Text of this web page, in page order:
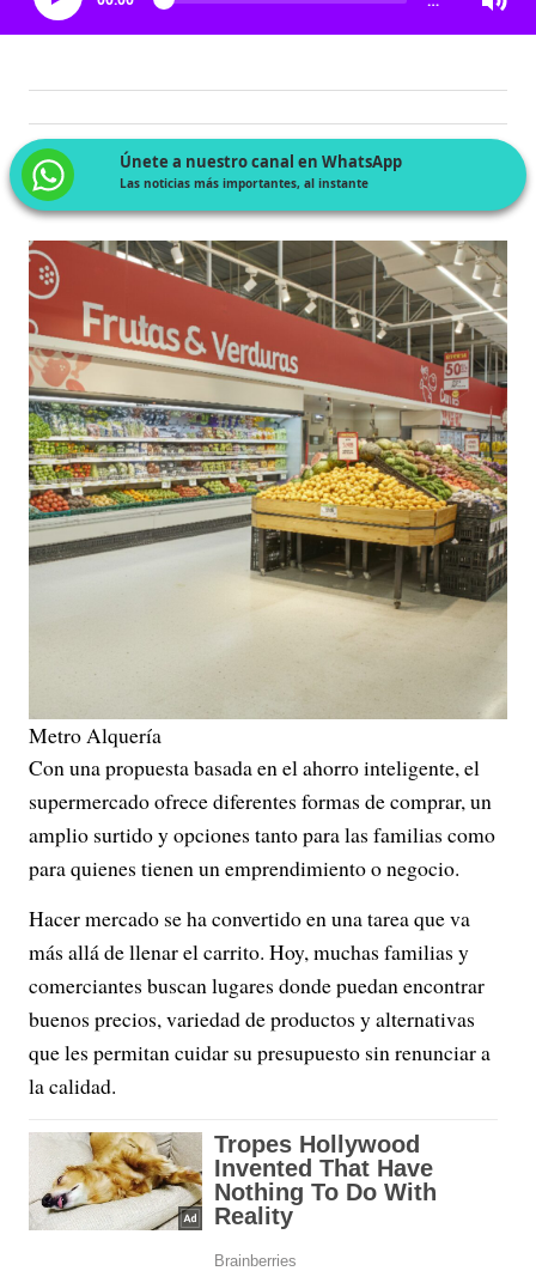
Únete a nuestro canal en WhatsApp
Las noticias más importantes, al instante
Metro Alquería
Con una propuesta basada en el ahorro inteligente, el
supermercado ofrece diferentes formas de comprar, un
amplio surtido y opciones tanto para las familias como
para quienes tienen un emprendimiento o negocio.
Hacer mercado se ha convertido en una tarea que va
más allá de llenar el carrito. Hoy, muchas familias y
comerciantes buscan lugares donde puedan encontrar
buenos precios, variedad de productos y alternativas
que les permitan cuidar su presupuesto sin renunciar a
la calidad.